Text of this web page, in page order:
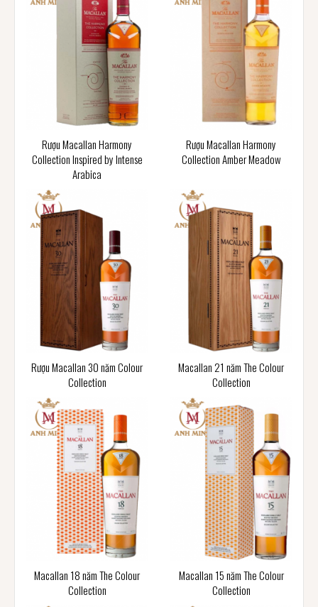
Rượu Macallan Harmony
Collection Inspired by Intense
Arabica
Rượu Macallan Harmony
Collection Amber Meadow
Rượu Macallan 30 năm Colour
Collection
Macallan 21 năm The Colour
Collection
Macallan 18 năm The Colour
Collection
Macallan 15 năm The Colour
Collection